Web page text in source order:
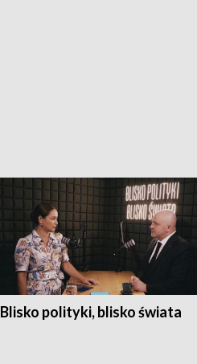
Blisko polityki, blisko świata